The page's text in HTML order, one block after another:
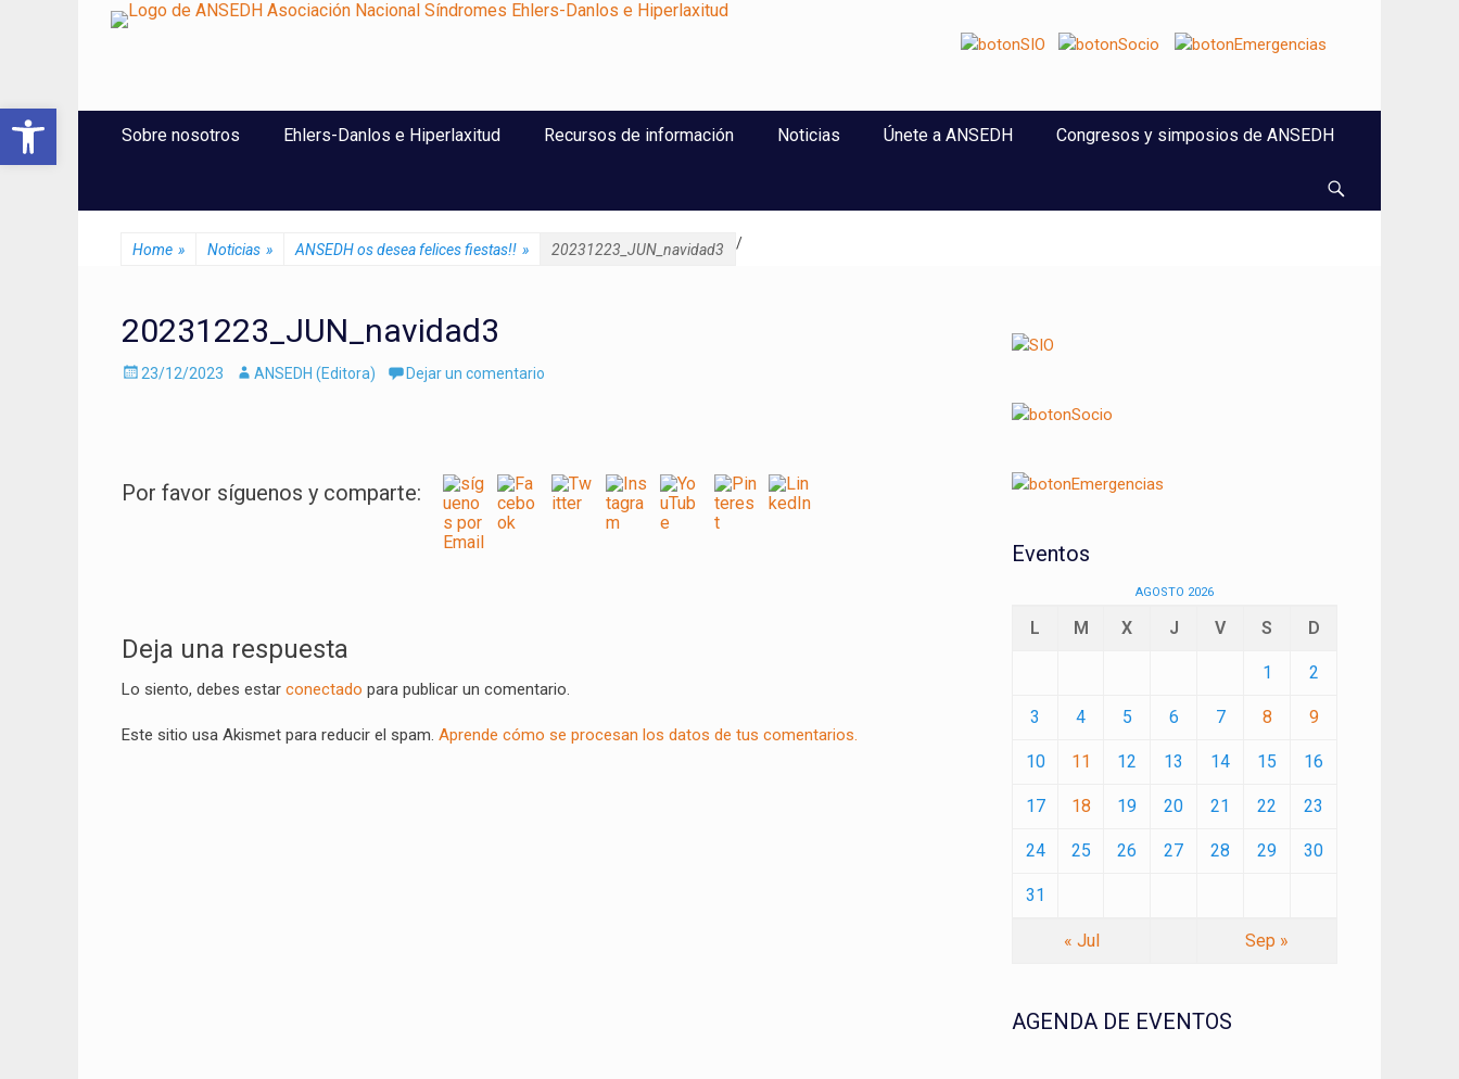
ANSEDH
Asociación Nacional del Síndrome de Ehlers-Danlos e Hiperlaxitud
Menú Principal
Sobre nosotros Ehlers-Danlos e Hiperlaxitud Recursos de información Noticias Únete a ANSEDH Congresos y simposios de ANSEDH
Home » Noticias » /
ANSEDH os desea felices fiestas!! » 20231223_JUN_navidad3
20231223_JUN_navidad3
Enviado
23/12/2023 AutorANSEDH (Editora) Dejar un comentario
Por favor síguenos y comparte:
de
entradas
Deja una respuesta
Lo siento, debes estar conectado para publicar un comentario.
Este sitio usa Akismet para reducir el spam. Aprende cómo se procesan los datos de tus comentarios.
Eventos
AGOSTO 2026
L M X J V S D
1 2
3 4 5 6 7 8 9
10 11 12 13 14 15 16
17 18 19 20 21 22 23
24 25 26 27 28 29 30
31
« Jul Sep »
AGENDA DE EVENTOS
Abrir barra de herramientas